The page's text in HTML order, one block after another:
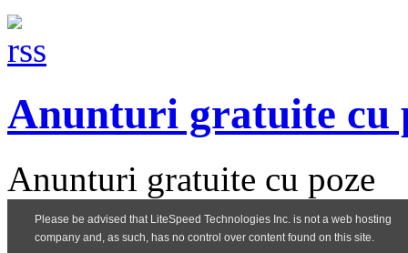
Anunturi gratuite cu
Anunturi gratuite cu poze